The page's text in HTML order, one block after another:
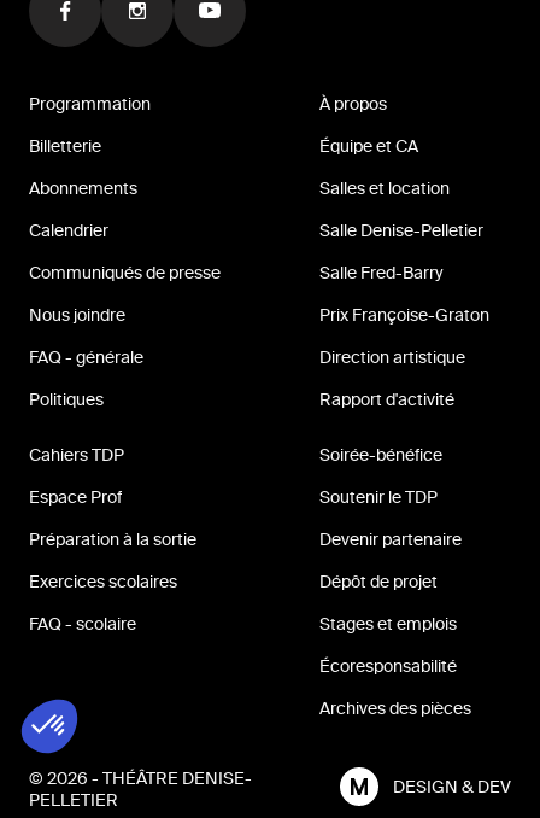
Programmation
Billetterie
Abonnements
Calendrier
Communiqués de presse
Nous joindre
FAQ - générale
Politiques
À propos
Équipe et CA
Salles et location
Salle Denise-Pelletier
Salle Fred-Barry
Prix Françoise-Graton
Direction artistique
Rapport d'activité
Cahiers TDP
Espace Prof
Préparation à la sortie
Exercices scolaires
FAQ - scolaire
Soirée-bénéfice
Soutenir le TDP
Devenir partenaire
Dépôt de projet
Stages et emplois
Écoresponsabilité
Archives des pièces
© 2026 - THÉÂTRE DENISE-
PELLETIER
DESIGN & DEV